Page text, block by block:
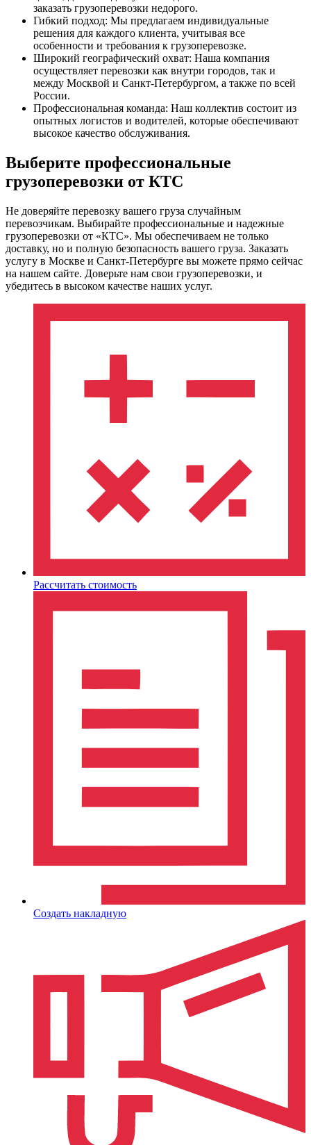
заказать грузоперевозки недорого.
Гибкий подход: Мы предлагаем индивидуальные
решения для каждого клиента, учитывая все
особенности и требования к грузоперевозке.
Широкий географический охват: Наша компания
осуществляет перевозки как внутри городов, так и
между Москвой и Санкт-Петербургом, а также по всей
России.
Профессиональная команда: Наш коллектив состоит из
опытных логистов и водителей, которые обеспечивают
высокое качество обслуживания.
Выберите профессиональные
грузоперевозки от КТС
Не доверяйте перевозку вашего груза случайным
перевозчикам. Выбирайте профессиональные и надежные
грузоперевозки от «КТС». Мы обеспечиваем не только
доставку, но и полную безопасность вашего груза. Заказать
услугу в Москве и Санкт-Петербурге вы можете прямо сейчас
на нашем сайте. Доверьте нам свои грузоперевозки, и
убедитесь в высоком качестве наших услуг.
Рассчитать стоимость
Создать накладную